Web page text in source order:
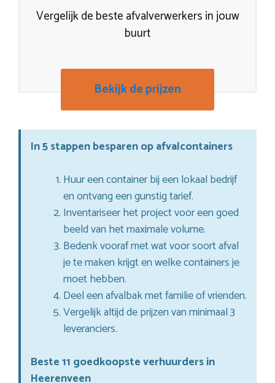
Vergelijk de beste afvalverwerkers in jouw
buurt
Bekijk de prijzen
In 5 stappen besparen op afvalcontainers
Huur een container bij een lokaal bedrijf
en ontvang een gunstig tarief.
Inventariseer het project voor een goed
beeld van het maximale volume.
Bedenk vooraf met wat voor soort afval
je te maken krijgt en welke containers je
moet hebben.
Deel een afvalbak met familie of vrienden.
Vergelijk altijd de prijzen van minimaal 3
leveranciers.
Beste 11 goedkoopste verhuurders in
Heerenveen